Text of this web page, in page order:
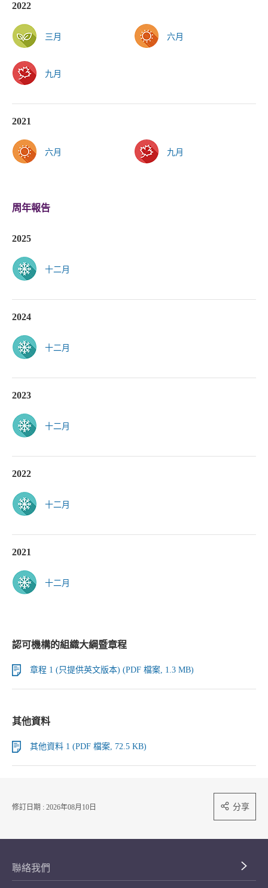
2022
三月 六月
九月
2021
六月 九月
周年報告
2025
十二月
2024
十二月
2023
十二月
2022
十二月
2021
十二月
認可機構的組織大綱暨章程
章程 1 (只提供英文版本) (PDF 檔案, 1.3 MB)
其他資料
其他資料 1 (PDF 檔案, 72.5 KB)
修訂日期 : 2026年08月10日 分享
聯絡我們